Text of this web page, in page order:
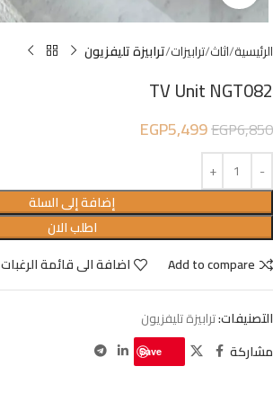
الرئيسية اثاث ترابيزات ترابيزة تليفزيون
TV Unit NGT082
EGP6,850
EGP5,499
إضافة إلى السلة
اطلب الان
Add to compare
اضافة الى قائمة الرغبات
التصنيفات:ترابيزة تليفزيون
مشاركة
Save